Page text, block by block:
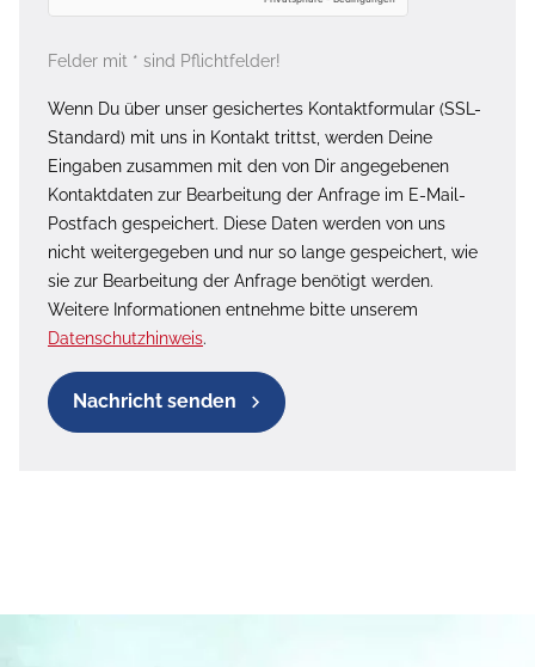
Felder mit * sind Pflichtfelder!
Wenn Du über unser gesichertes Kontaktformular (SSL-
Standard) mit uns in Kontakt trittst, werden Deine
Eingaben zusammen mit den von Dir angegebenen
Kontaktdaten zur Bearbeitung der Anfrage im E-Mail-
Postfach gespeichert. Diese Daten werden von uns
nicht weitergegeben und nur so lange gespeichert, wie
sie zur Bearbeitung der Anfrage benötigt werden.
Weitere Informationen entnehme bitte unserem
Datenschutzhinweis.
Nachricht senden